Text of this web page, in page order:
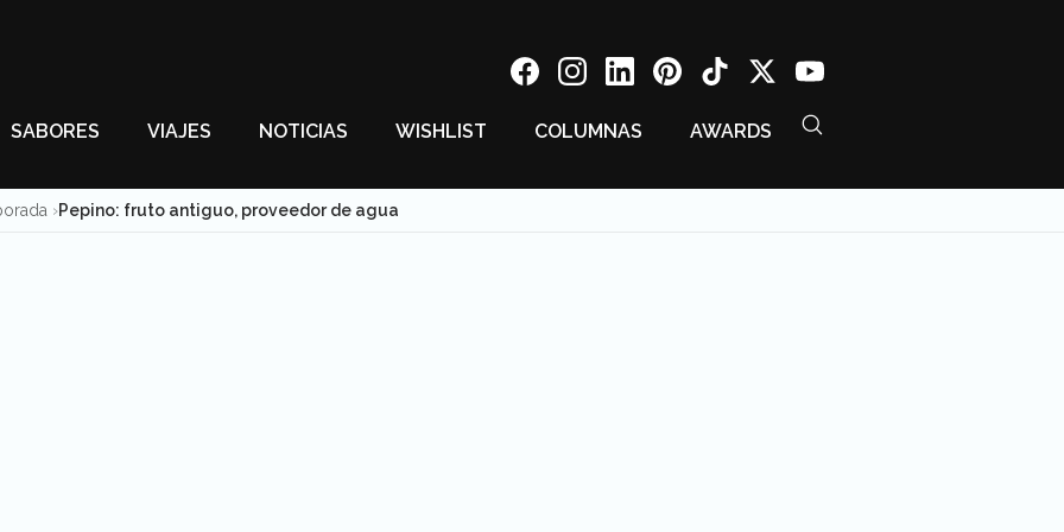
SABORES VIAJES NOTICIAS WISHLIST COLUMNAS AWARDS
Pepino: fruto antiguo, proveedor de agua